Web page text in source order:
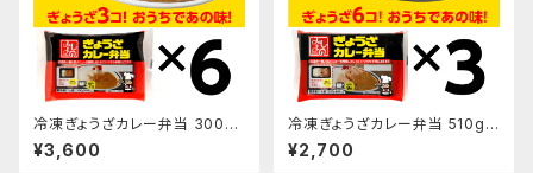
冷凍ぎょうざカレー弁当 300g
×6袋
¥3,600
冷凍ぎょうざカレー弁当 510g×
3袋
¥2,700